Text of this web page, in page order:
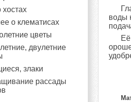
хостах
о клематисах
цветы
двулетние
злаки
рассады
воды